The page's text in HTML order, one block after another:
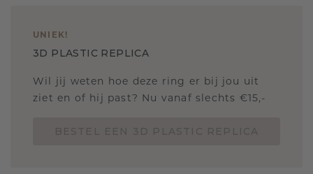
UNIEK!
3D PLASTIC REPLICA
Wil jij weten hoe deze ring er bij jou uit
ziet en of hij past? Nu vanaf slechts €15,-